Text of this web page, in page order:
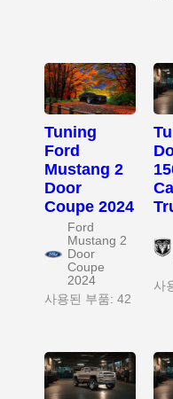
Tuning
Ford
Mustang 2
Door
Coupe 2024
Ford
Mustang 2
Door
Coupe
2024
사용된 부품: 42
사